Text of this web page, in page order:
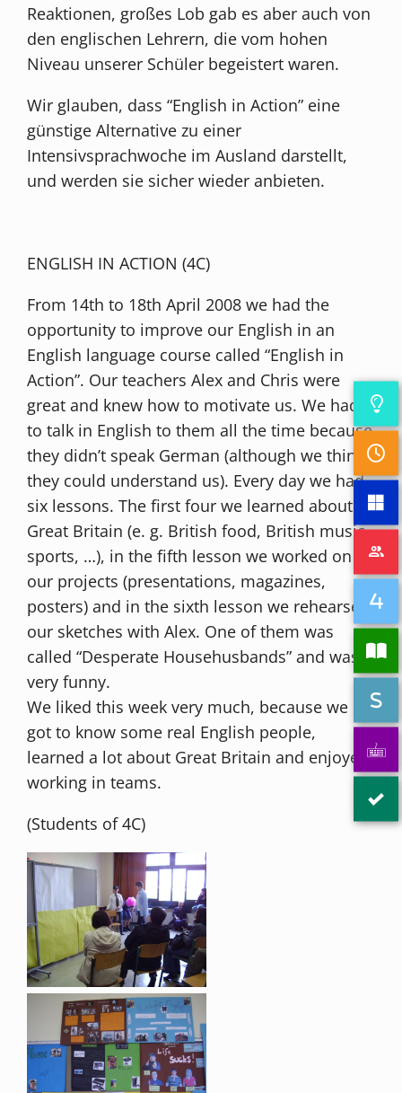
Reaktionen, großes Lob gab es aber auch von
den englischen Lehrern, die vom hohen
Niveau unserer Schüler begeistert waren.
Wir glauben, dass “English in Action” eine
günstige Alternative zu einer
Intensivsprachwoche im Ausland darstellt,
und werden sie sicher wieder anbieten.
ENGLISH IN ACTION (4C)
From 14th to 18th April 2008 we had the
opportunity to improve our English in an
English language course called “English in
Action”. Our teachers Alex and Chris were
great and knew how to motivate us. We had
to talk in English to them all the time because
they didn’t speak German (although we think
they could understand us). Every day we had
six lessons. The first four we learned about
Great Britain (e. g. British food, British music,
sports, …), in the fifth lesson we worked on
our projects (presentations, magazines,
posters) and in the sixth lesson we rehearsed
our sketches with Alex. One of them was
called “Desperate Househusbands” and was
very funny.
We liked this week very much, because we
got to know some real English people,
learned a lot about Great Britain and enjoyed
working in teams.
(Students of 4C)